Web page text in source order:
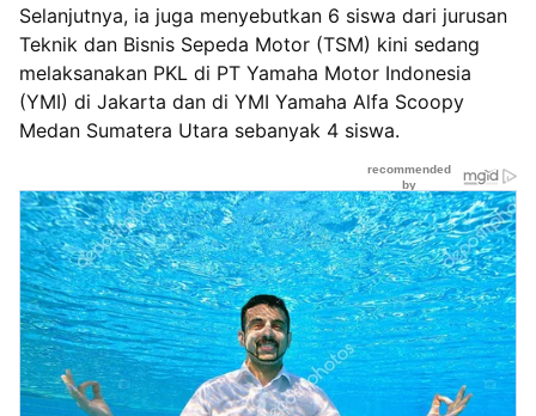
Selanjutnya, ia juga menyebutkan 6 siswa dari jurusan
Teknik dan Bisnis Sepeda Motor (TSM) kini sedang
melaksanakan PKL di PT Yamaha Motor Indonesia
(YMI) di Jakarta dan di YMI Yamaha Alfa Scoopy
Medan Sumatera Utara sebanyak 4 siswa.